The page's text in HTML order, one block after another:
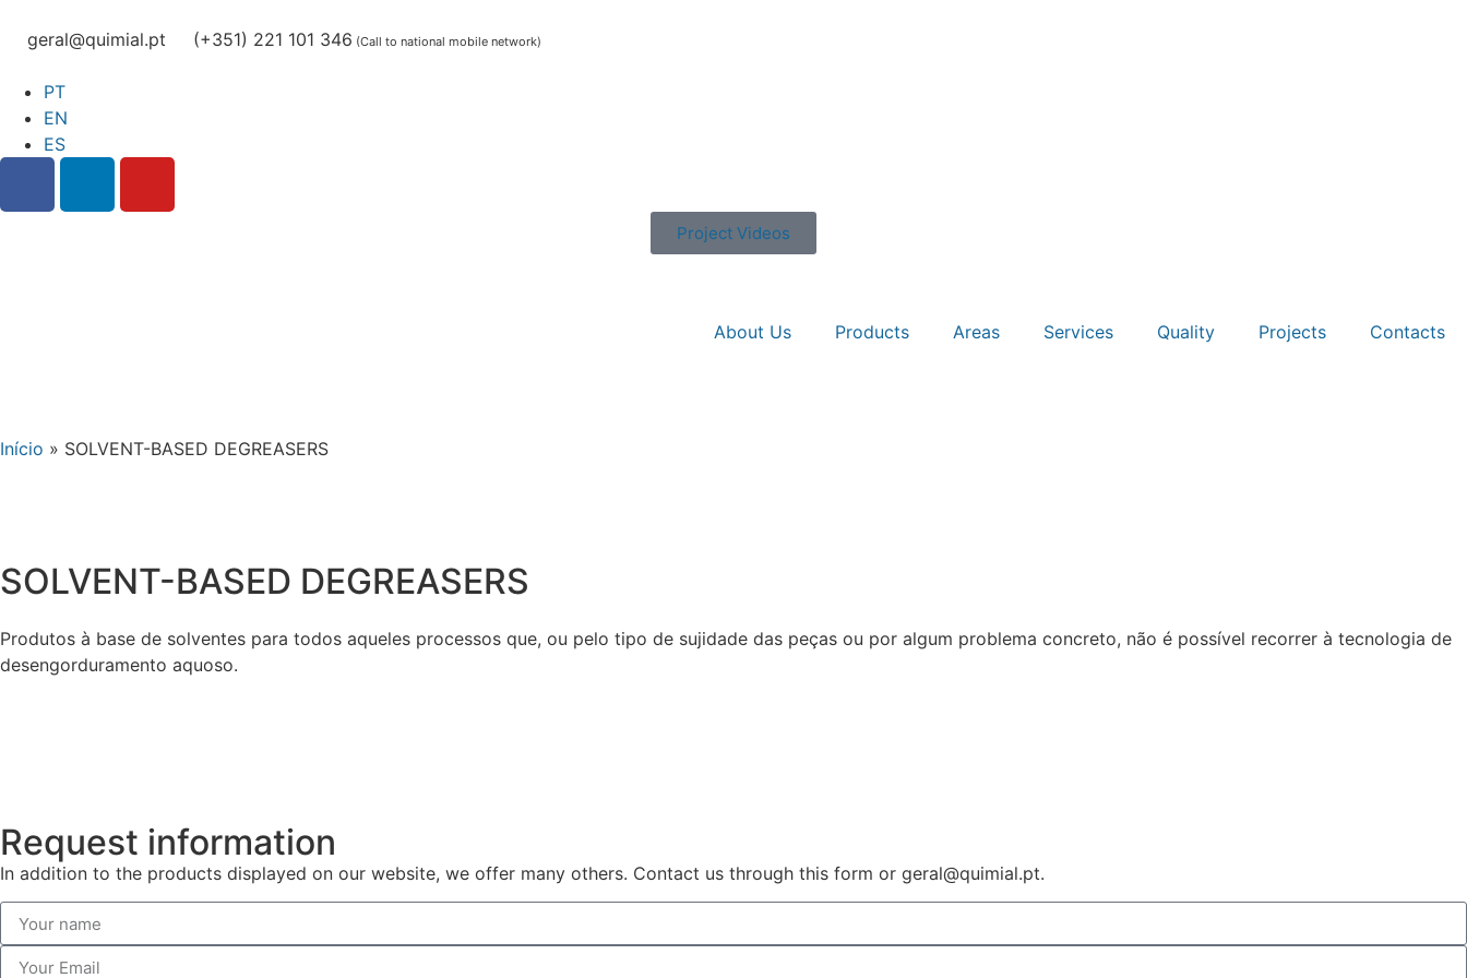
geral@quimial.pt (+351) 221 101 346 (Call to national mobile network)
PT
EN
ES
Project Videos
About Us Products Areas Services Quality Projects Contacts
Início » SOLVENT-BASED DEGREASERS
SOLVENT-BASED DEGREASERS
Produtos à base de solventes para todos aqueles processos que, ou pelo tipo de sujidade das peças ou por algum problema concreto, não é possível recorrer à tecnologia de
desengorduramento aquoso.
Request information
In addition to the products displayed on our website, we offer many others. Contact us through this form or geral@quimial.pt.